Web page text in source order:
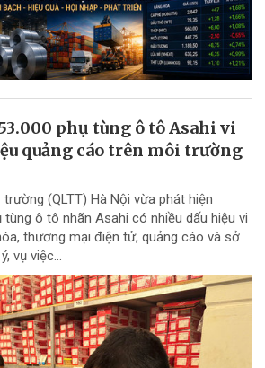
phụ tùng ô tô Asahi vi
quảng cáo trên môi trường
(QLTT) Hà Nội vừa phát hiện
tùng ô tô nhãn Asahi có nhiều dấu hiệu vi
thương mại điện tử, quảng cáo và sở
vụ việc...